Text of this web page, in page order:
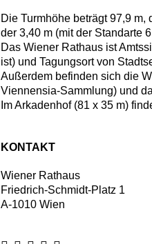
Die Turmhöhe beträgt 97,9
der 3,40 m (mit der Standarte
Das Wiener Rathaus ist
ist) und Tagungsort von
Außerdem befinden sich die
Viennensia-Sammlung) und
Im Arkadenhof (81 x 35 m)
KONTAKT
Wiener Rathaus
Friedrich-Schmidt-Platz 1
A-1010 Wien